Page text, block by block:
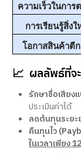
ความเร็วในการ
การเรียนรู้สิ่งใ
โอกาสสินค้าตี
📈 ผลลัพธ์ที่จ
รักษาชื่อเสียง
ประเมินค่าได้
ลดต้นทุนระยะ
คืนทุนไว
ในเวลาเพียง